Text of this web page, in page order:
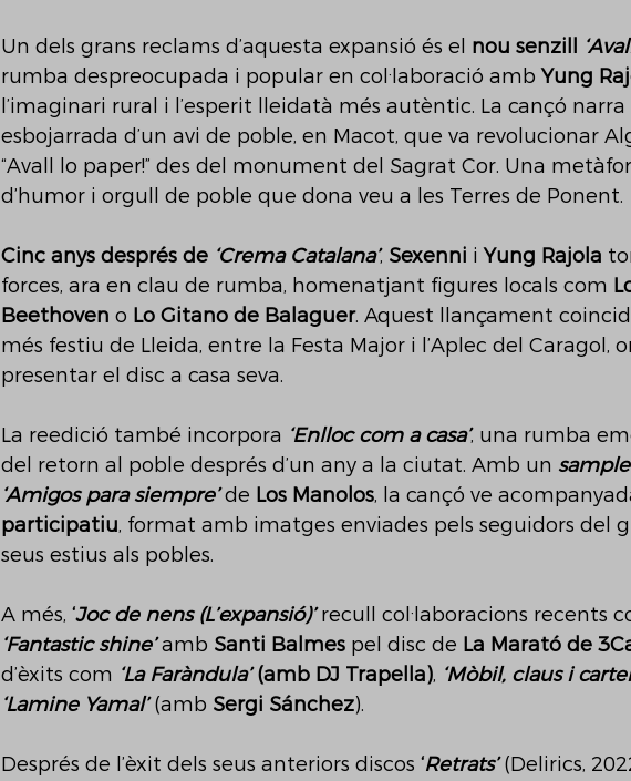
Un dels grans reclams d’aquesta expansió és el nou senzill
rumba despreocupada i popular en col·laboració amb Yung
l’imaginari rural i l’esperit lleidatà més autèntic. La cançó
esbojarrada d’un avi de poble, en Macot, que va revolucionar
“Avall lo paper!” des del monument del Sagrat Cor. Una
d’humor i orgull de poble que dona veu a les Terres de Ponent.
Cinc anys després de ‘Crema Catalana’, Sexenni i Yung Rajola
forces, ara en clau de rumba, homenatjant figures locals com
Beethoven o Lo Gitano de Balaguer. Aquest llançament
més festiu de Lleida, entre la Festa Major i l’Aplec del Caragol,
presentar el disc a casa seva.
La reedició també incorpora ‘Enlloc com a casa’, una rumba
del retorn al poble després d’un any a la ciutat. Amb un sample
‘Amigos para siempre’ de Los Manolos, la cançó ve
participatiu, format amb imatges enviades pels seguidors del
seus estius als pobles.
A més, ‘Joc de nens (L’expansió)’ recull col·laboracions recents
‘Fantastic shine’ amb Santi Balmes pel disc de La Marató de
d’èxits com ‘La Faràndula’ (amb DJ Trapella), ‘Mòbil, claus i
‘Lamine Yamal’ (amb Sergi Sánchez).
Després de l’èxit dels seus anteriors discos ‘Retrats’ (Delirics,